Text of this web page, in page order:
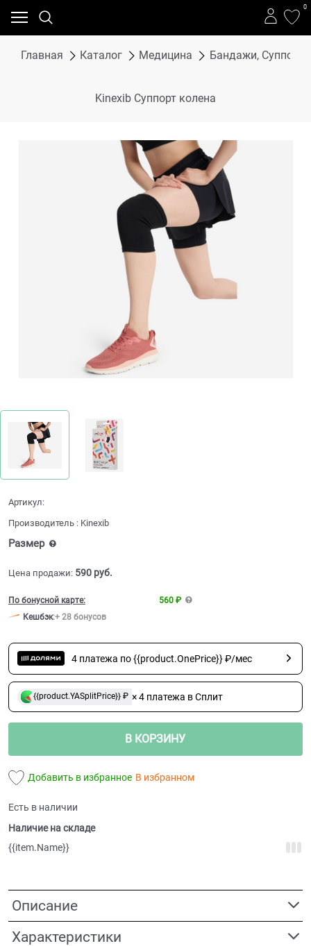
0
Главная Каталог Медицина Бандажи, Суппорта
Kinexib Суппорт колена
Артикул:
Производитель : Kinexib
Размер
Цена продажи: 590 руб.
По бонусной карте:
560 ₽
Кешбэк:+ 28 бонусов
4 платежа по {{product.OnePrice}} ₽/мес
{{product.YASplitPrice}} ₽ × 4 платежа в Сплит
В КОРЗИНУ
Добавить в избранное В избранном
Есть в наличии
Наличие на складе
{{item.Name}}
Описание
Характеристики